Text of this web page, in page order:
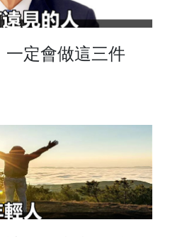
一定會做這三件